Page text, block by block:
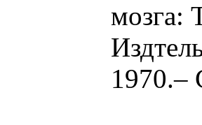
мозга:
1970.–